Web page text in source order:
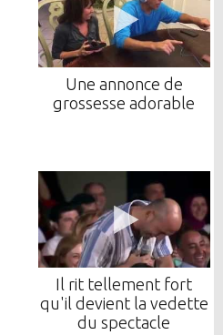
Une annonce de
grossesse adorable
Il rit tellement fort
qu'il devient la vedette
du spectacle